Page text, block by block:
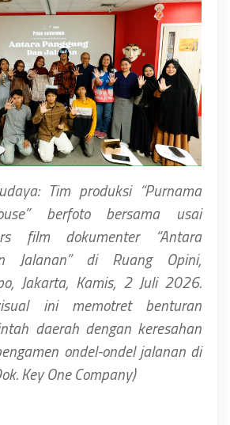
Tim produksi “Purnama
berfoto bersama usai
film dokumenter “Antara
Jalanan” di Ruang Opini,
Jakarta, Kamis, 2 Juli 2026.
ini memotret benturan
daerah dengan keresahan
ondel-ondel jalanan di
Key One Company)